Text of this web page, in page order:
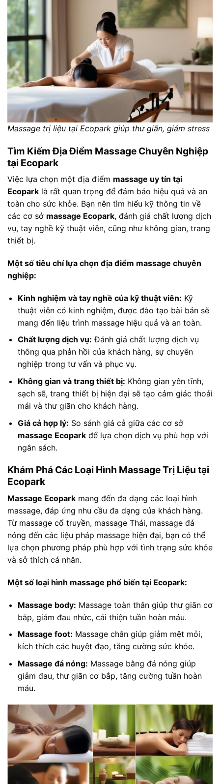
Massage trị liệu tại Ecopark giúp thư giãn, giảm stress
Tìm Kiếm Địa Điểm Massage Chuyên Nghiệp
tại Ecopark
Việc lựa chọn một địa điểm massage uy tín tại
Ecopark là rất quan trọng để đảm bảo hiệu quả và an
toàn cho sức khỏe. Bạn nên tìm hiểu kỹ thông tin về
các cơ sở massage Ecopark, đánh giá chất lượng dịch
vụ, tay nghề kỹ thuật viên, cũng như không gian, trang
thiết bị.
Một số tiêu chí lựa chọn địa điểm massage chuyên
nghiệp:
Kinh nghiệm và tay nghề của kỹ thuật viên: Kỹ
thuật viên có kinh nghiệm, được đào tạo bài bản sẽ
mang đến liệu trình massage hiệu quả và an toàn.
Chất lượng dịch vụ: Đánh giá chất lượng dịch vụ
thông qua phản hồi của khách hàng, sự chuyên
nghiệp trong tư vấn và phục vụ.
Không gian và trang thiết bị: Không gian yên tĩnh,
sạch sẽ, trang thiết bị hiện đại sẽ tạo cảm giác thoải
mái và thư giãn cho khách hàng.
Giá cả hợp lý: So sánh giá cả giữa các cơ sở
massage Ecoparkđể lựa chọn dịch vụ phù hợp với
ngân sách.
Khám Phá Các Loại Hình Massage Trị Liệu tại
Ecopark
Massage Ecopark mang đến đa dạng các loại hình
massage, đáp ứng nhu cầu đa dạng của khách hàng.
Từ massage cổ truyền, massage Thái, massage đá
nóng đến các liệu pháp massage hiện đại, bạn có thể
lựa chọn phương pháp phù hợp với tình trạng sức khỏe
và sở thích cá nhân.
Một số loại hình massage phổ biến tại Ecopark:
Massage body: Massage toàn thân giúp thư giãn cơ
bắp, giảm đau nhức, cải thiện tuần hoàn máu.
Massage foot: Massage chân giúp giảm mệt mỏi,
kích thích các huyệt đạo, tăng cường sức khỏe.
Massage đá nóng: Massage bằng đá nóng giúp
giảm đau, thư giãn cơ bắp, tăng cường tuần hoàn
máu.